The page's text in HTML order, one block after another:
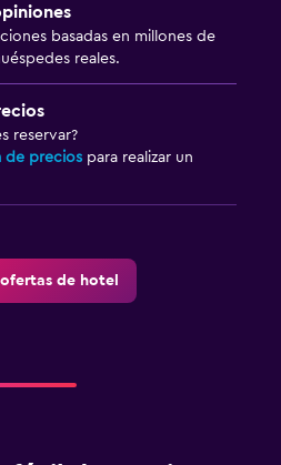
basadas en millones de
reales.
reservar?
de precios para realizar un
de hotel